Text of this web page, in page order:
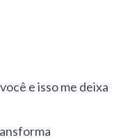
e isso me deixa